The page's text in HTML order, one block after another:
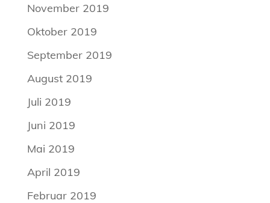
November 2019
Oktober 2019
September 2019
August 2019
Juli 2019
Juni 2019
Mai 2019
April 2019
Februar 2019